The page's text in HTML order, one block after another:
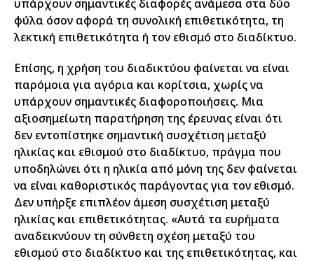
υπάρχουν σημαντικές διαφορές ανάμεσα στα δύο
φύλα όσον αφορά τη συνολική επιθετικότητα, τη
λεκτική επιθετικότητα ή τον εθισμό στο διαδίκτυο.
Επίσης, η χρήση του διαδικτύου φαίνεται να είναι
παρόμοια για αγόρια και κορίτσια, χωρίς να
υπάρχουν σημαντικές διαφοροποιήσεις. Μια
αξιοσημείωτη παρατήρηση της έρευνας είναι ότι
δεν εντοπίστηκε σημαντική συσχέτιση μεταξύ
ηλικίας και εθισμού στο διαδίκτυο, πράγμα που
υποδηλώνει ότι η ηλικία από μόνη της δεν φαίνεται
να είναι καθοριστικός παράγοντας για τον εθισμό.
Δεν υπήρξε επιπλέον άμεση συσχέτιση μεταξύ
ηλικίας και επιθετικότητας. «Αυτά τα ευρήματα
αναδεικνύουν τη σύνθετη σχέση μεταξύ του
εθισμού στο διαδίκτυο και της επιθετικότητας, και